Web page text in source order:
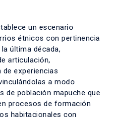
un escenario
étnicos con pertinencia
última década,
articulación,
experiencias
a modo
de población mapuche que
procesos de formación
habitacionales con